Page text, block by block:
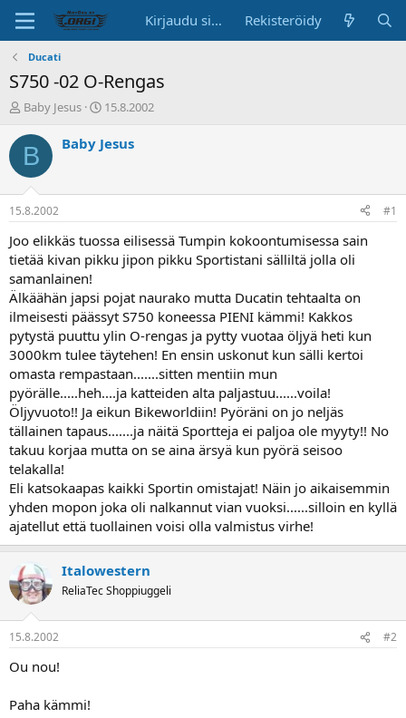
Kirjaudu sisään Rekisteröidy
Ducati
S750 -02 O-Rengas
K
s
k
s
t
e
l
u
n
a
l
o
i
t
a
j
a
Baby Jesus
A
o
p
ä
i
v
15.8.2002
B Baby Jesus
15.8.2002 #1
Joo elikkäs tuossa eilisessä Tumpin kokoontumisessa sain
tietää kivan pikku jipon pikku Sportistani sälliltä jolla oli
samanlainen!
Älkäähän japsi pojat naurako mutta Ducatin tehtaalta on
ilmeisesti päässyt S750 koneessa PIENI kämmi! Kakkos
pytystä puuttu ylin O-rengas ja pytty vuotaa öljyä heti kun
3000km tulee täytehen! En ensin uskonut kun sälli kertoi
omasta rempastaan.......sitten mentiin mun
pyörälle.....heh....ja katteiden alta paljastuu......voila!
Öljyvuoto!! Ja eikun Bikeworldiin! Pyöräni on jo neljäs
tällainen tapaus.......ja näitä Sportteja ei paljoa ole myyty!! No
takuu korjaa mutta on se aina ärsyä kun pyörä seisoo
telakalla!
Eli katsokaapas kaikki Sportin omistajat! Näin jo aikaisemmin
yhden mopon joka oli nalkannut vian vuoksi......silloin en kyllä
ajatellut että tuollainen voisi olla valmistus virhe!
Italowestern
ReliaTec Shoppiuggeli
15.8.2002 #2
Ou nou!
Paha kämmi!